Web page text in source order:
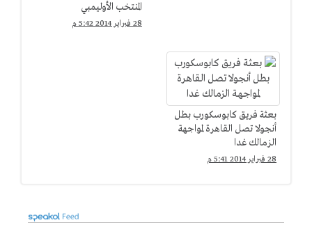
المنتخب الأوليمبي
28 فبراير 2014 5:42 م
بعثة فريق كابوسكورب بطل
أنجولا تصل القاهرة لمواجهة
الزمالك غدا
28 فبراير 2014 5:41 م